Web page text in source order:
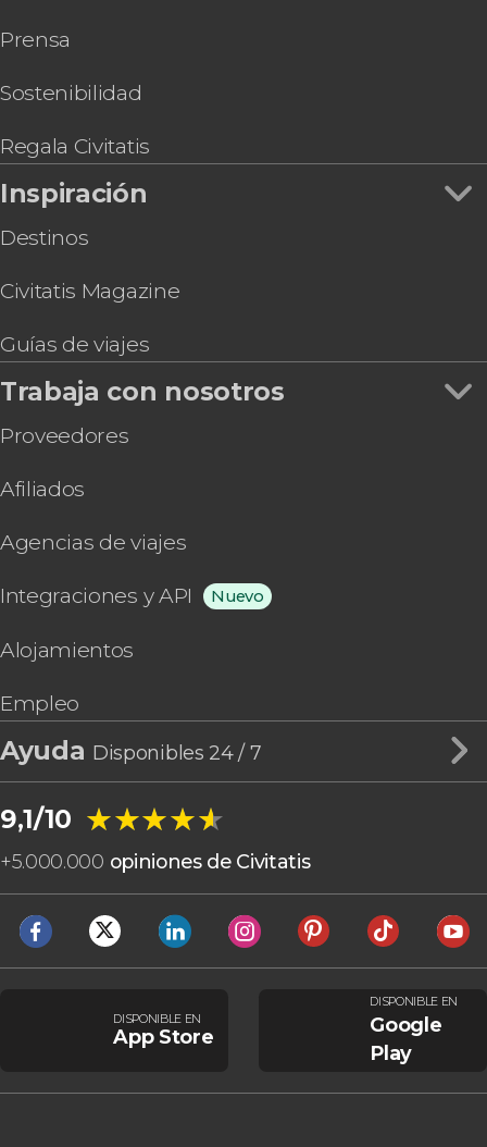
Prensa
Sostenibilidad
Regala Civitatis
Inspiración
Destinos
Civitatis Magazine
Guías de viajes
Trabaja con nosotros
Proveedores
Afiliados
Agencias de viajes
Integraciones y API Nuevo
Alojamientos
Empleo
Ayuda Disponibles 24 / 7
9,1/10 ★★★★★
★★★★★
+5.000.000 opiniones de Civitatis
DISPONIBLE EN
App Store
DISPONIBLE EN
Google
Play